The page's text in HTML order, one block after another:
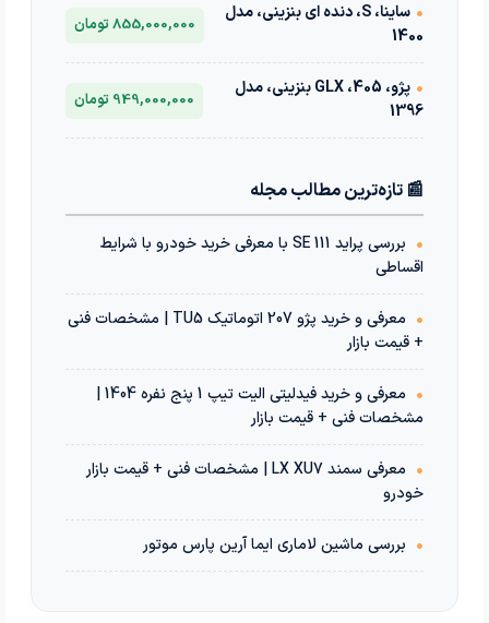
•
ساینا، S، دنده ای بنزینی، مدل
1400
855,000,000 تومان
•
پژو، 405، GLX بنزینی، مدل
1396
949,000,000 تومان
📰 تازه‌ترین مطالب مجله
•
بررسی پراید 111 SE با معرفی خرید خودرو با شرایط
اقساطی
•
معرفی و خرید پژو 207 اتوماتیک TU5 | مشخصات فنی
+ قیمت بازار
•
معرفی و خرید فیدلیتی الیت تیپ 1 پنج نفره 1404 |
مشخصات فنی + قیمت بازار
•
معرفی سمند LX XU7 | مشخصات فنی + قیمت بازار
خودرو
• بررسی ماشین لاماری ایما آرین پارس موتور